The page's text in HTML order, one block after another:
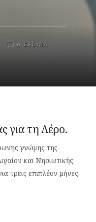
0 ΣΧΌΛΙΑ
για τη Λέρο.
γνώμης της
και Νησιωτικής
τρεις επιπλέον μήνες.